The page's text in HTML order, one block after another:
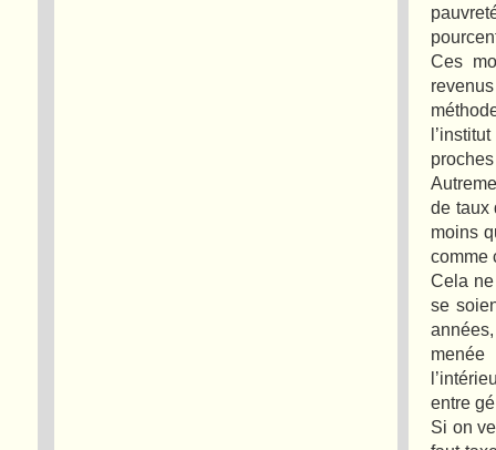
Ces
de taux
moins
comme
Cela
se
menée
entre
Si on